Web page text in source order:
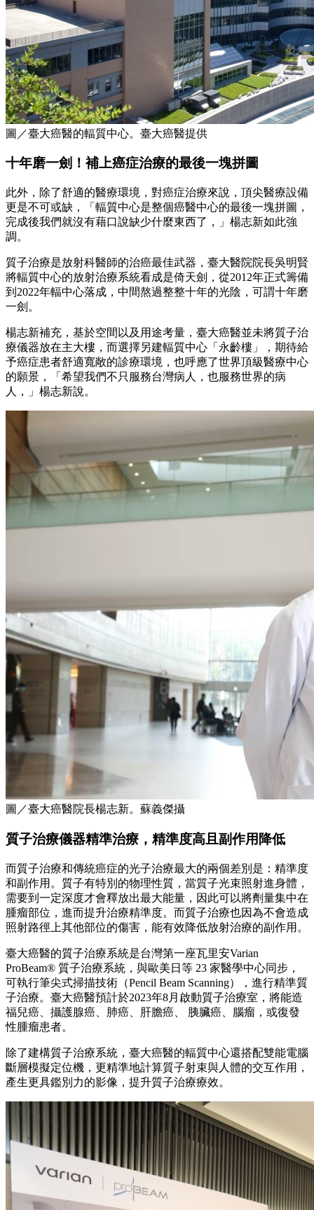
圖／臺大癌醫的輻質中心。臺大癌醫提供
十年磨一劍！補上癌症治療的最後一塊拼圖
此外，除了舒適的醫療環境，對癌症治療來說，頂尖醫療設備
更是不可或缺，「輻質中心是整個癌醫中心的最後一塊拼圖，
完成後我們就沒有藉口說缺少什麼東西了，」楊志新如此強
調。
質子治療是放射科醫師的治癌最佳武器，臺大醫院院長吳明賢
將輻質中心的放射治療系統看成是倚天劍，從2012年正式籌備
到2022年輻中心落成，中間熬過整整十年的光陰，可謂十年磨
一劍。
楊志新補充，基於空間以及用途考量，臺大癌醫並未將質子治
療儀器放在主大樓，而選擇另建輻質中心「永齡樓」，期待給
予癌症患者舒適寬敞的診療環境，也呼應了世界頂級醫療中心
的願景，「希望我們不只服務台灣病人，也服務世界的病
人，」楊志新說。
圖／臺大癌醫院長楊志新。蘇義傑攝
質子治療儀器精準治療，精準度高且副作用降低
而質子治療和傳統癌症的光子治療最大的兩個差別是：精準度
和副作用。質子有特別的物理性質，當質子光束照射進身體，
需要到一定深度才會釋放出最大能量，因此可以將劑量集中在
腫瘤部位，進而提升治療精準度。而質子治療也因為不會造成
照射路徑上其他部位的傷害，能有效降低放射治療的副作用。
臺大癌醫的質子治療系統是台灣第一座瓦里安Varian
ProBeam® 質子治療系統，與歐美日等 23 家醫學中心同步，
可執行筆尖式掃描技術（Pencil Beam Scanning），進行精準質
子治療。臺大癌醫預計於2023年8月啟動質子治療室，將能造
福兒癌、攝護腺癌、肺癌、肝膽癌、 胰臟癌、腦瘤，或復發
性腫瘤患者。
除了建構質子治療系統，臺大癌醫的輻質中心還搭配雙能電腦
斷層模擬定位機，更精準地計算質子射束與人體的交互作用，
產生更具鑑別力的影像，提升質子治療療效。